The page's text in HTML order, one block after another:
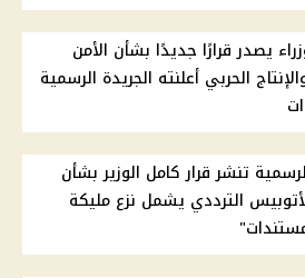
يصدر قرارًا جديدًا بشأن الأمن
الحربي أعلنته الجريدة الرسمية
تنشر قرار كامل الوزير بشأن
الترددي يشمل نزع مليكة